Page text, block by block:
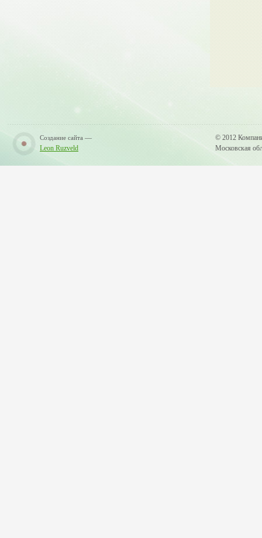
Создание сайта —
Leon Ruzveld
© 2012
Московская